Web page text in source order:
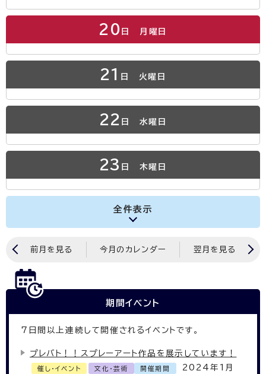
20 日 月曜日
21 日 火曜日
22 日 水曜日
23 日 木曜日
全件表示
前月を見る 今月のカレンダー 翌月を見る
期間イベント
7 日間以上連続して開催されるイベントです。
プレバト！！スプレーアート作品を展示しています！
催し・イベント 文化・芸術 開催期間
2024年1月